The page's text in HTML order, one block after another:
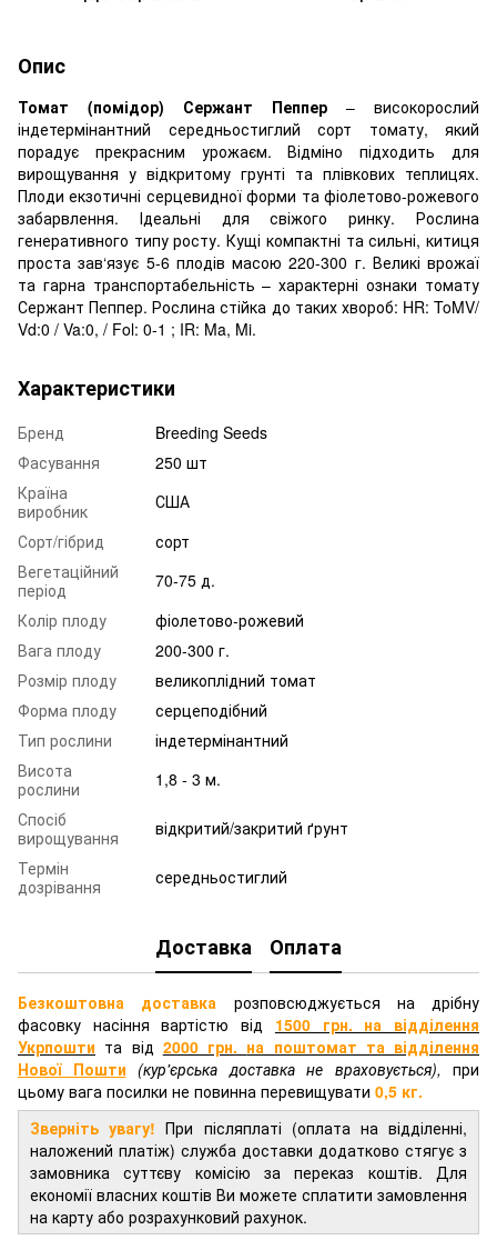
Опис
Томат (помідор) Сержант Пеппер – високорослий
індетермінантний середньостиглий сорт томату, який
порадує прекрасним урожаєм. Відміно підходить для
вирощування у відкритому грунті та плівкових теплицях.
Плоди екзотичні серцевидної форми та фіолетово-рожевого
забарвлення. Ідеальні для свіжого ринку. Рослина
генеративного типу росту. Кущі компактні та сильні, китиця
проста зав‘язує 5-6 плодів масою 220-300 г. Великі врожаї
та гарна транспортабельність – характерні ознаки томату
Сержант Пеппер. Рослина стійка до таких хвороб: HR: ToMV/
Vd:0 / Va:0, / Fol: 0-1 ; IR: Ma, Mi.
Характеристики
Бренд
Breeding Seeds
Фасування
250 шт
Країна
виробник
США
Сорт/гібрид
сорт
Вегетаційний
період
70-75 д.
Колір плоду
фіолетово-рожевий
Вага плоду
200-300 г.
Розмір плоду
великоплідний томат
Форма плоду
серцеподібний
Тип рослини
індетермінантний
Висота
рослини
1,8 - 3 м.
Спосіб
вирощування
відкритий/закритий ґрунт
Термін
дозрівання
середньостиглий
Доставка Оплата
Безкоштовна доставка розповсюджується на дрібну
фасовку насіння вартістю від 1500 грн. на відділення
Укрпошти та від 2000 грн. на поштомат та відділення
Нової Пошти (кур'єрська доставка не враховується), при
цьому вага посилки не повинна перевищувати 0,5 кг.
Зверніть увагу! При післяплаті (оплата на відділенні,
наложений платіж) служба доставки додатково стягує з
замовника суттєву комісію за переказ коштів. Для
економії власних коштів Ви можете сплатити замовлення
на карту або розрахунковий рахунок.